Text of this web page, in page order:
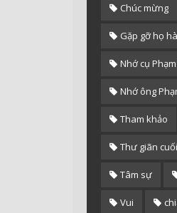
Chúc mừng
Gặp gỡ họ
Nhớ cụ
Nhớ ông
Tham khảo
Thư giãn
Tâm sự
Vui